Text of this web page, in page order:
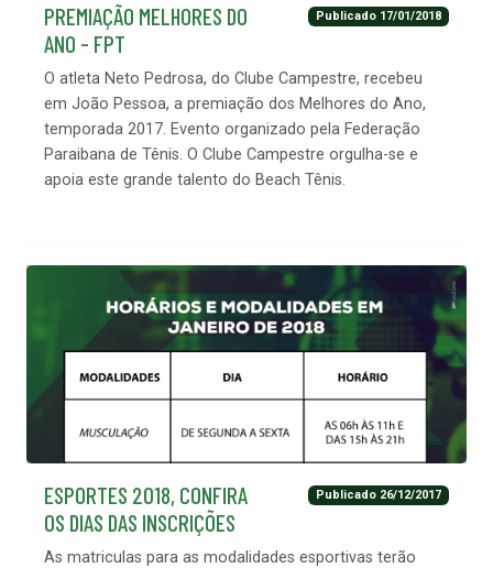
Publicado 17/01/2018
PREMIAÇÃO MELHORES DO
ANO - FPT
O atleta Neto Pedrosa, do Clube Campestre, recebeu
em João Pessoa, a premiação dos Melhores do Ano,
temporada 2017. Evento organizado pela Federação
Paraibana de Tênis. O Clube Campestre orgulha-se e
apoia este grande talento do Beach Tênis.
Publicado 26/12/2017
ESPORTES 2018, CONFIRA
OS DIAS DAS INSCRIÇÕES
As matriculas para as modalidades esportivas terão